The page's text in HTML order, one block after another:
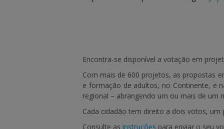
Encontra-se disponível a votação em
Com mais de 600 projetos, as propostas
e formação de adultos, no Continente, e
regional – abrangendo um ou mais de um
Cada cidadão tem direito a dois votos,
Consulte as instruções para enviar o seu